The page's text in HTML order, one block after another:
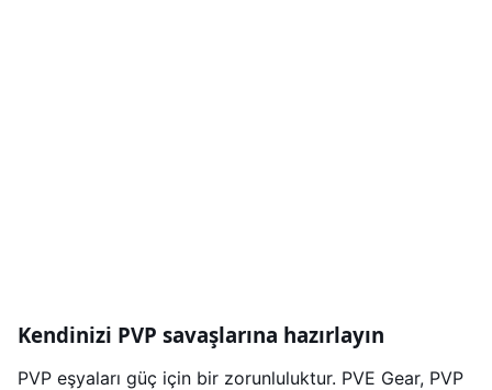
Kendinizi PVP savaşlarına hazırlayın
PVP eşyaları güç için bir zorunluluktur. PVE Gear, PVP